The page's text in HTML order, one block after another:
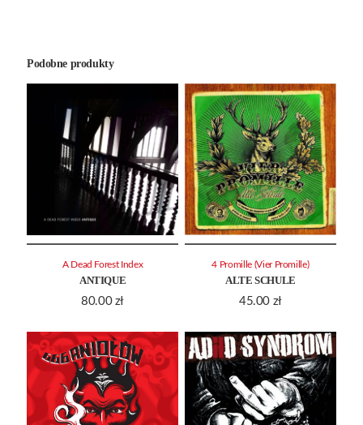
Podobne produkty
ANTIQUE
80.00 zł
A Dead Forest Index
ALTE SCHULE
45.00 zł
4 Promille (Vier Promille)